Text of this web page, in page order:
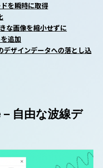
を瞬時に取得
な画像を縮小せずに
追加
ザインデータへの落とし込
自由な波線デ